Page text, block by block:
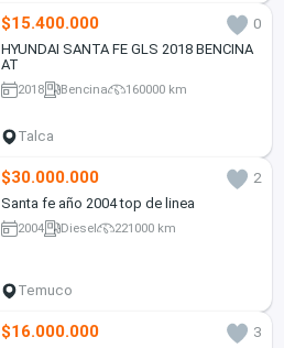
$15.400.000
0
HYUNDAI SANTA FE GLS 2018 BENCINA
AT
2018 Bencina 160000 km
Talca
$30.000.000
2
Santa fe año 2004 top de linea
2004 Diesel 221000 km
Temuco
$16.000.000
3